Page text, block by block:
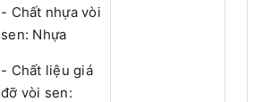
- Chất nhựa vòi
sen: Nhựa
- Chất liệu giá
đỡ vòi sen: